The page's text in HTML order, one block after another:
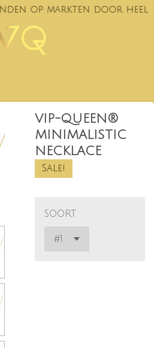
op markten door heel
VIP-QUEEN®
MINIMALISTIC
NECKLACE
Sale!
SOORT